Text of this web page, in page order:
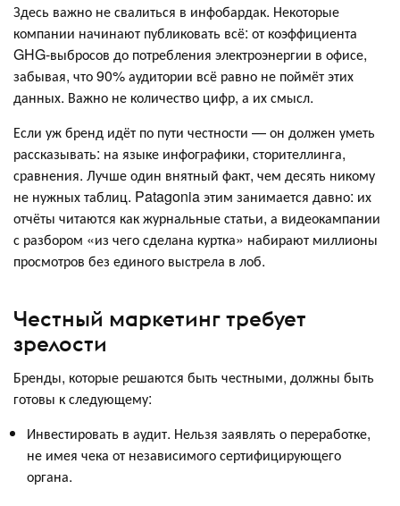
Здесь важно не свалиться в инфобардак. Некоторые
компании начинают публиковать всё: от коэффициента
GHG-выбросов до потребления электроэнергии в офисе,
забывая, что 90% аудитории всё равно не поймёт этих
данных. Важно не количество цифр, а их смысл.
Если уж бренд идёт по пути честности — он должен уметь
рассказывать: на языке инфографики, сторителлинга,
сравнения. Лучше один внятный факт, чем десять никому
не нужных таблиц. Patagonia этим занимается давно: их
отчёты читаются как журнальные статьи, а видеокампании
с разбором «из чего сделана куртка» набирают миллионы
просмотров без единого выстрела в лоб.
Честный маркетинг требует
зрелости
Бренды, которые решаются быть честными, должны быть
готовы к следующему:
Инвестировать в аудит. Нельзя заявлять о переработке,
не имея чека от независимого сертифицирующего
органа.